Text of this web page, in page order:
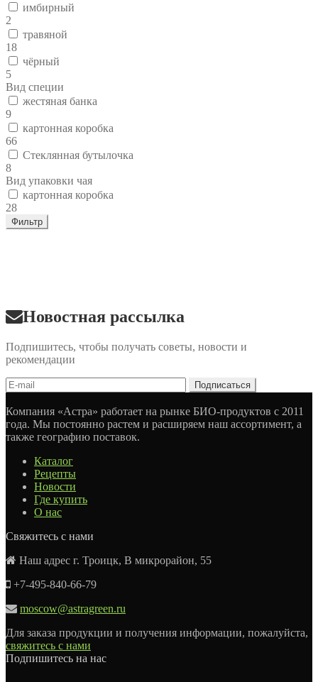
имбирный
2
травяной
18
чёрный
5
Вид специи
жестяная банка
9
картонная коробка
66
Стеклянная бутылочка
8
Вид упаковки чая
картонная коробка
28
Фильтр
Новостная рассылка
Подпишитесь, чтобы получать советы, новости и
рекомендации
Компания «Астра» работает на рынке БИО-продуктов с 2011
года. Мы постоянно растем и расширяем наш ассортимент, а
также географию поставок.
Каталог
Рецепты
Новости
Где купить
О нас
Свяжитесь с нами
Наш адрес г. Троицк, В микрорайон, 55
+7-495-840-66-79
moscow@astragreen.ru
Для заказа продукции и получения информации, пожалуйста,
свяжитесь с нами
Подпишитесь на нас